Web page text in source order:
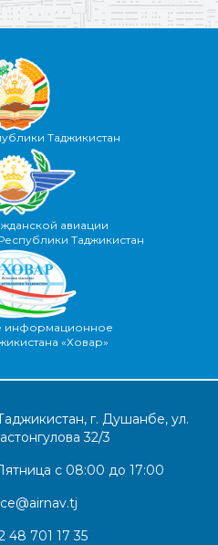
Таджикистан
авиации
Таджикистан
информационное
«Ховар»
г. Душанбе, ул.
32/3
с 08:00 до 17:00
48 701 17 35